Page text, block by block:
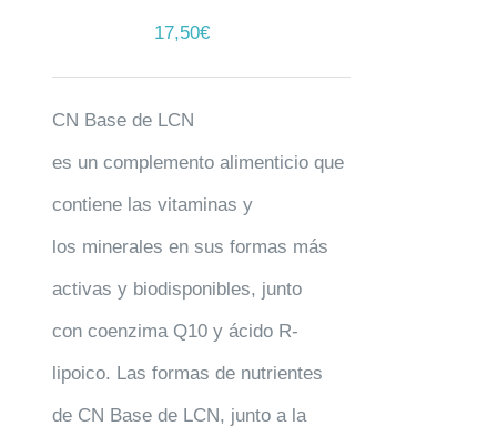
17,50€
CN Base de LCN
es un complemento alimenticio que
contiene las vitaminas y
los minerales en sus formas más
activas y biodisponibles, junto
con coenzima Q10 y ácido R-
lipoico. Las formas de nutrientes
de CN Base de LCN, junto a la